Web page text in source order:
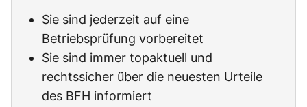
Sie sind jederzeit auf eine
Betriebsprüfung vorbereitet
Sie sind immer topaktuell und
rechtssicher über die neuesten Urteile
des BFH informiert